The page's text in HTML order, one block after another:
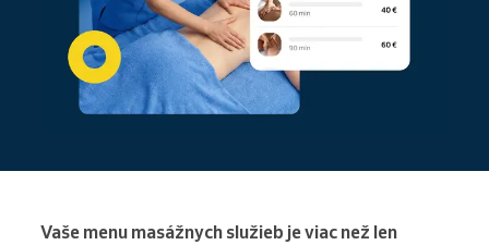
Vaše menu masážnych služieb je viac než len